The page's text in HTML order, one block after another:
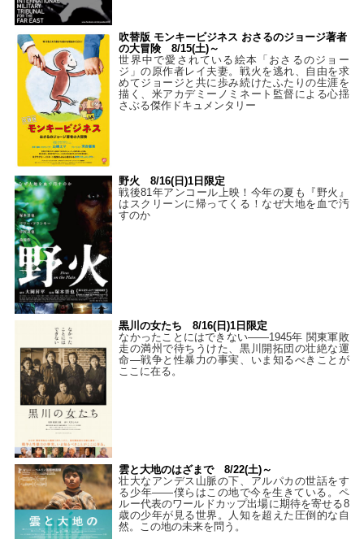
吹替版 モンキービジネス おさるのジョージ著者
の大冒険 8/15(土)～
世界中で愛されている絵本「おさるのジョー
ジ」の原作者レイ夫妻。戦火を逃れ、自由を求
めてジョージと共に歩み続けたふたりの生涯を
描く、米アカデミーノミネート監督による心揺
さぶる傑作ドキュメンタリー
野火 8/16(日)1日限定
戦後81年アンコール上映！今年の夏も『野火』
はスクリーンに帰ってくる！なぜ大地を血で汚
すのか
黒川の女たち 8/16(日)1日限定
なかったことにはできない——1945年 関東軍敗
走の満州で待ちうけた、黒川開拓団の壮絶な運
命―戦争と性暴力の事実、いま知るべきことが
ここに在る。
雲と大地のはざまで 8/22(土)～
壮大なアンデス山脈の下、アルパカの世話をす
る少年――僕らはこの地で今を生きている。ペ
ルー代表のワールドカップ出場に期待を寄せる8
歳の少年が見る世界。人知を超えた圧倒的な自
然。この地の未来を問う。